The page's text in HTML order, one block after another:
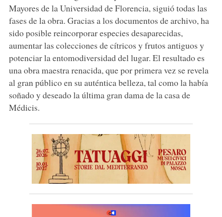
Mayores de la Universidad de Florencia, siguió todas las
fases de la obra. Gracias a los documentos de archivo, ha
sido posible reincorporar especies desaparecidas,
aumentar las colecciones de cítricos y frutos antiguos y
potenciar la entomodiversidad del lugar. El resultado es
una obra maestra renacida, que por primera vez se revela
al gran público en su auténtica belleza, tal como la había
soñado y deseado la última gran dama de la casa de
Médicis.